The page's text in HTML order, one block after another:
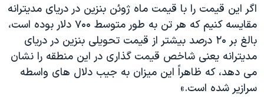
اگر این قیمت را با قیمت ماه ژوئن بنزین در دریای مدیترانه
مقایسه كنیم که هر تن به طور متوسط ۷۰۰ دلار بوده است،
بالغ بر ۲۰ درصد بیشتر از قیمت تحویلی بنزین در دریای
مدیترانه یعنی شاخص قیمت گذاری در این منطقه را نشان
می دهد، که ظاهراً این میزان به جیب دلال های واسطه
سرازیر شده است.»